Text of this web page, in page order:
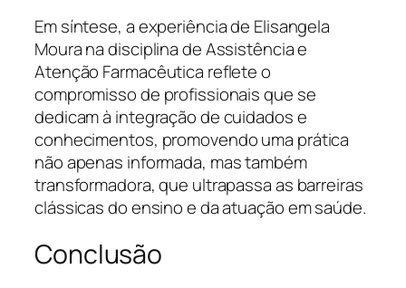
Em síntese, a experiência de Elisangela
Moura na disciplina de Assistência e
Atenção Farmacêutica reflete o
compromisso de profissionais que se
dedicam à integração de cuidados e
conhecimentos, promovendo uma prática
não apenas informada, mas também
transformadora, que ultrapassa as barreiras
clássicas do ensino e da atuação em saúde.
Conclusão